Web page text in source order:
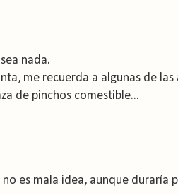
nada.
me recuerda a algunas de las
de pinchos comestible...
es mala idea, aunque duraría